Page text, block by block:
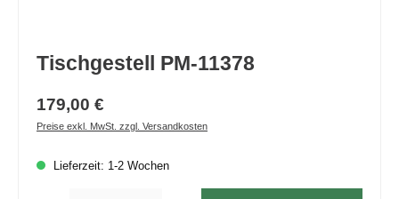
Tischgestell PM-11378
179,00 €
Preise exkl. MwSt. zzgl. Versandkosten
Lieferzeit: 1-2 Wochen